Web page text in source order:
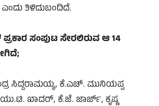
ಎಂದು ತಿಳಿದುಬಂದಿದೆ.
ಸಂಪುಟ ಸೇರಲಿರುವ ಆ 14
ಸಿದ್ದರಾಮಯ್ಯ, ಕೆ.ಎಚ್. ಮುನಿಯಪ್ಪ
ಖಾದರ್, ಕೆ.ಜೆ. ಜಾರ್ಜ್, ಕೃಷ್ಣ